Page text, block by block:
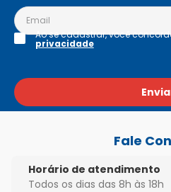
Ao se cadastrar, você
privacidade
Fale
Horário de atendimento
Todos os dias das 8h às 18h